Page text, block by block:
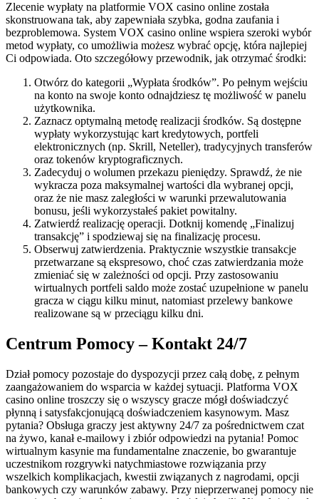
Zlecenie wypłaty na platformie VOX casino online została
skonstruowana tak, aby zapewniała szybka, godna zaufania i
bezproblemowa. System VOX casino online wspiera szeroki wybór
metod wypłaty, co umożliwia możesz wybrać opcję, która najlepiej
Ci odpowiada. Oto szczegółowy przewodnik, jak otrzymać środki:
Otwórz do kategorii „Wypłata środków”. Po pełnym wejściu
na konto na swoje konto odnajdziesz tę możliwość w panelu
użytkownika.
Zaznacz optymalną metodę realizacji środków. Są dostępne
wypłaty wykorzystując kart kredytowych, portfeli
elektronicznych (np. Skrill, Neteller), tradycyjnych transferów
oraz tokenów kryptograficznych.
Zadecyduj o wolumen przekazu pieniędzy. Sprawdź, że nie
wykracza poza maksymalnej wartości dla wybranej opcji,
oraz że nie masz zaległości w warunki przewalutowania
bonusu, jeśli wykorzystałeś pakiet powitalny.
Zatwierdź realizację operacji. Dotknij komendę „Finalizuj
transakcję” i spodziewaj się na finalizację procesu.
Obserwuj zatwierdzenia. Praktycznie wszystkie transakcje
przetwarzane są ekspresowo, choć czas zatwierdzania może
zmieniać się w zależności od opcji. Przy zastosowaniu
wirtualnych portfeli saldo może zostać uzupełnione w panelu
gracza w ciągu kilku minut, natomiast przelewy bankowe
realizowane są w przeciągu kilku dni.
Centrum Pomocy – Kontakt 24/7
Dział pomocy pozostaje do dyspozycji przez całą dobę, z pełnym
zaangażowaniem do wsparcia w każdej sytuacji. Platforma VOX
casino online troszczy się o wszyscy gracze mógł doświadczyć
płynną i satysfakcjonującą doświadczeniem kasynowym. Masz
pytania? Obsługa graczy jest aktywny 24/7 za pośrednictwem czat
na żywo, kanał e-mailowy i zbiór odpowiedzi na pytania! Pomoc
wirtualnym kasynie ma fundamentalne znaczenie, bo gwarantuje
uczestnikom rozgrywki natychmiastowe rozwiązania przy
wszelkich komplikacjach, kwestii związanych z nagrodami, opcji
bankowych czy warunków zabawy. Przy nieprzerwanej pomocy nie